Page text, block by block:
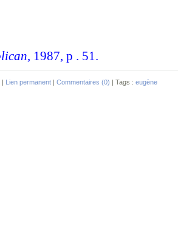
, 1987, p . 51.
| Lien permanent | Commentaires (0) | Tags : eugène